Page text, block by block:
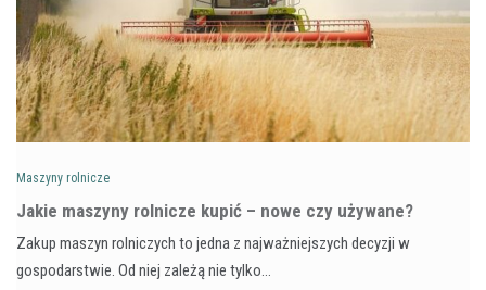
Maszyny rolnicze
Jakie maszyny rolnicze kupić – nowe czy używane?
Zakup maszyn rolniczych to jedna z najważniejszych decyzji w
gospodarstwie. Od niej zależą nie tylko…